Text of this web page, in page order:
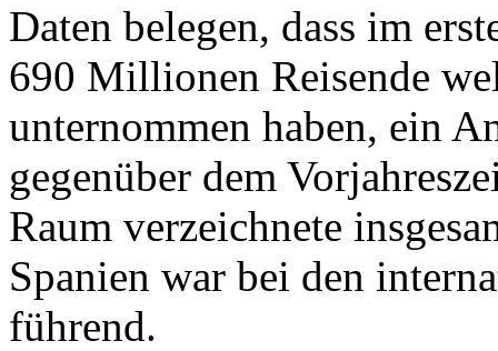
Daten belegen, dass im
690 Millionen Reisende
unternommen haben, ein
gegenüber dem
Raum verzeichnete
Spanien war bei den
führend.